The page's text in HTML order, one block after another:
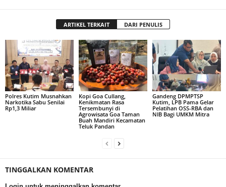
ARTIKEL TERKAIT DARI PENULIS
Polres Kutim Musnahkan
Narkotika Sabu Senilai
Rp1,3 Miliar
Kopi Goa Cullang,
Kenikmatan Rasa
Tersembunyi di
Agrowisata Goa Taman
Buah Mandiri Kecamatan
Teluk Pandan
Gandeng DPMPTSP
Kutim, LPB Pama Gelar
Pelatihan OSS-RBA dan
NIB Bagi UMKM Mitra
TINGGALKAN KOMENTAR